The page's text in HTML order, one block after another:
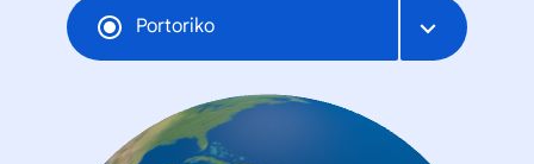
Portoriko